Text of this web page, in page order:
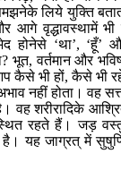
लिये युक्ति
वृद्धावस्थामें भी
होनेसे ‘था’, ‘हूँ’
भूत, वर्तमान और
कैसे भी हों, कैसे भी
नहीं होता। वह
है। वह शरीरादिके
रहते हैं। जड़
यह जाग्रत् में